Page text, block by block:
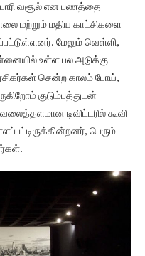
வசூல் என பணத்தை
மற்றும் மதிய காட்சிகளை
மேலும் வெள்ளி,
உள்ள பல அடுக்கு
ரசிகர்கள் சென்ற காலம் போய்,
குடும்பத்துடன்
டிவிட்டரில் கூவி
பெரும்